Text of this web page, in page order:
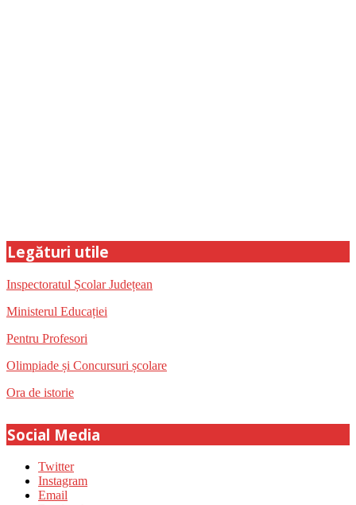
Legături utile
Inspectoratul Școlar Județean
Ministerul Educației
Pentru Profesori
Olimpiade și Concursuri școlare
Ora de istorie
Social Media
Twitter
Instagram
Email